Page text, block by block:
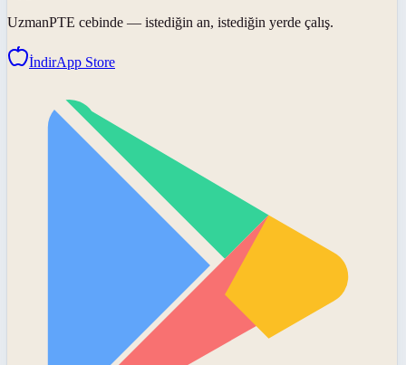
UzmanPTE cebinde — istediğin an, istediğin yerde çalış.
İndirApp Store